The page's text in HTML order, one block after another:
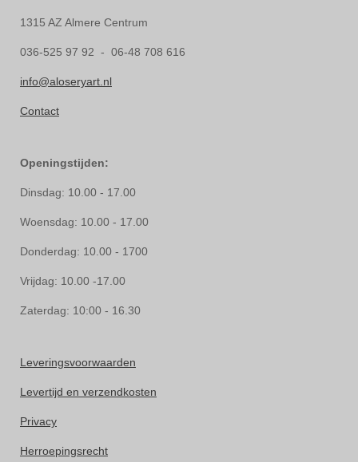
1315 AZ Almere Centrum
036-525 97 92 - 06-48 708 616
info@aloseryart.nl
Contact
Openingstijden:
Dinsdag: 10.00 - 17.00
Woensdag: 10.00 - 17.00
Donderdag: 10.00 - 1700
Vrijdag: 10.00 -17.00
Zaterdag: 10:00 - 16.30
Leveringsvoorwaarden
Levertijd en verzendkosten
Privacy
Herroepingsrecht